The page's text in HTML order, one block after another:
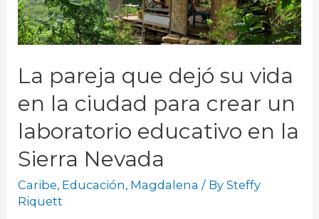
La pareja que dejó su vida
en la ciudad para crear un
laboratorio educativo en la
Sierra Nevada
Caribe, Educación, Magdalena / BySteffy
Riquett